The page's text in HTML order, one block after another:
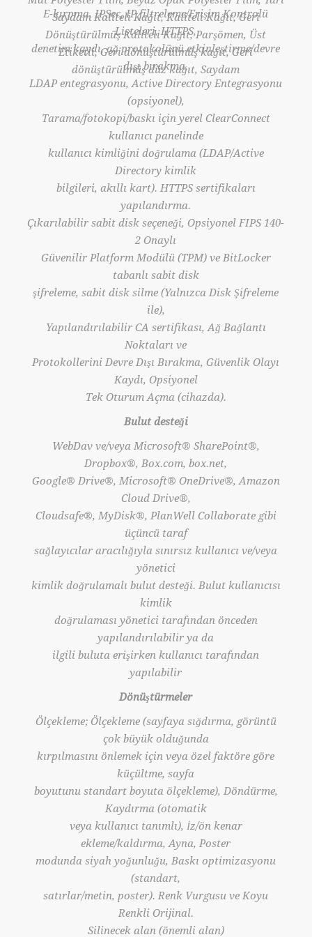
Saydam Kaliteli Kağıt, Kaliteli Kağıt, Geri
Dönüştürülmüş Kaliteli Kağıt, Parşömen, Üst
Etiketli, Geri dönüştürülmüş kağıt, Geri
dönüştürülmüş düz kağıt, Saydam
E-kırpma, IPSec, IP filtreleme/Erişim Kontrolü
Listeleri, HTTPS,
denetim kaydı, ağ protokolünü etkinleştirme/devre
dışı bırakma,
LDAP entegrasyonu, Active Directory Entegrasyonu
(opsiyonel),
Tarama/fotokopi/baskı için yerel ClearConnect
kullanıcı panelinde
kullanıcı kimliğini doğrulama (LDAP/Active
Directory kimlik
bilgileri, akıllı kart). HTTPS sertifikaları
yapılandırma.
Çıkarılabilir sabit disk seçeneği, Opsiyonel FIPS 140-
2 Onaylı
Güvenilir Platform Modülü (TPM) ve BitLocker
tabanlı sabit disk
şifreleme, sabit disk silme (Yalnızca Disk Şifreleme
ile),
Yapılandırılabilir CA sertifikası, Ağ Bağlantı
Noktaları ve
Protokollerini Devre Dışı Bırakma, Güvenlik Olayı
Kaydı, Opsiyonel
Tek Oturum Açma (cihazda).
Bulut desteği
WebDav ve/veya Microsoft® SharePoint®,
Dropbox®, Box.com, box.net,
Google® Drive®, Microsoft® OneDrive®, Amazon
Cloud Drive®,
Cloudsafe®, MyDisk®, PlanWell Collaborate gibi
üçüncü taraf
sağlayıcılar aracılığıyla sınırsız kullanıcı ve/veya
yönetici
kimlik doğrulamalı bulut desteği. Bulut kullanıcısı
kimlik
doğrulaması yönetici tarafından önceden
yapılandırılabilir ya da
ilgili buluta erişirken kullanıcı tarafından
yapılabilir
Dönüştürmeler
Ölçekleme; Ölçekleme (sayfaya sığdırma, görüntü
çok büyük olduğunda
kırpılmasını önlemek için veya özel faktöre göre
küçültme, sayfa
boyutunu standart boyuta ölçekleme), Döndürme,
Kaydırma (otomatik
veya kullanıcı tanımlı), İz/ön kenar
ekleme/kaldırma, Ayna, Poster
modunda siyah yoğunluğu, Baskı optimizasyonu
(standart,
satırlar/metin, poster). Renk Vurgusu ve Koyu
Renkli Orijinal.
Silinecek alan (önemli alan)